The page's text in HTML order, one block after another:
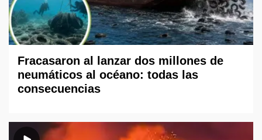
Fracasaron al lanzar dos millones de
neumáticos al océano: todas las
consecuencias